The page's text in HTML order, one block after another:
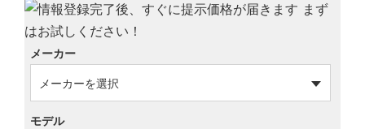
メーカー
モデル